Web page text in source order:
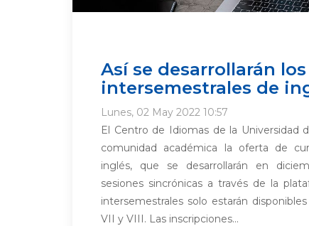
Así se desarrollarán
intersemestrales de
Lunes, 02 May 2022 10:57
El Centro de Idiomas de la Universidad
comunidad académica la oferta de
inglés, que se desarrollarán en
sesiones sincrónicas a través de la
intersemestrales solo estarán
VII y VIII. Las inscripciones...